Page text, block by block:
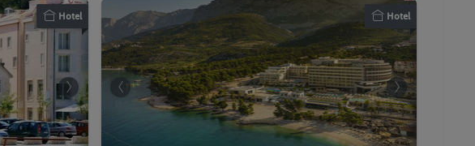
Hotel Hotel